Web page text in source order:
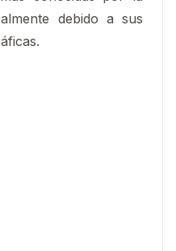
debido a sus